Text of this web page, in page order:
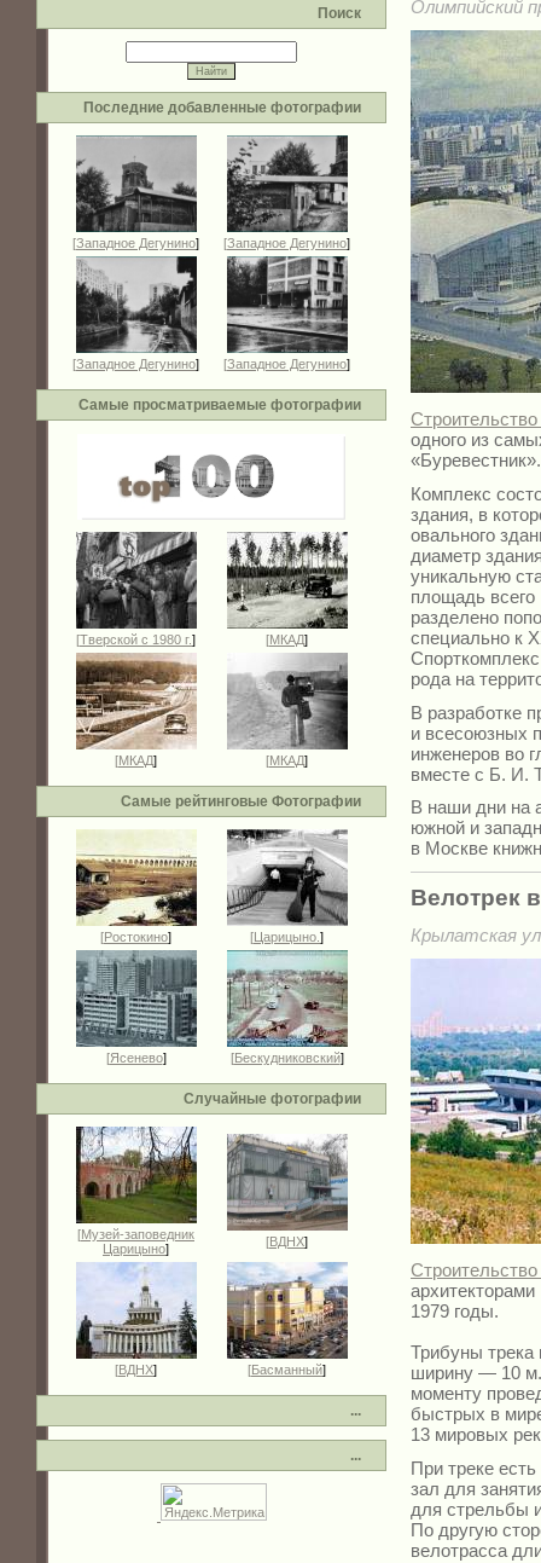
Поиск
Последние добавленные фотографии
[Западное Дегунино] [Западное Дегунино]
[Западное Дегунино] [Западное Дегунино]
Самые просматриваемые фотографии
[Тверской с 1980 г.] [МКАД]
[МКАД] [МКАД]
Самые рейтинговые Фотографии
[Ростокино] [ Царицыно. ]
[Ясенево] [Бескудниковский]
Случайные фотографии
[Музей-заповедник
Царицыно] [ВДНХ]
[ВДНХ] [Басманный]
...
...
Олимпийский
одного из
«Буревестник».
Комплекс
здания, в
овального
диаметр
уникальную
площадь всего
разделено
специально к
рода на
В разработке
и всесоюзных
инженеров во
вместе с Б. И.
В наши дни на
южной и
в Москве
Велотрек
Крылатская
1979 годы.
Трибуны трека
ширину — 10 м.
моменту
быстрых в
13 мировых
При треке
зал для
для стрельбы
По другую
велотрасса